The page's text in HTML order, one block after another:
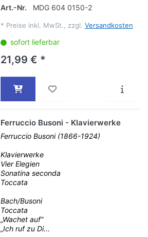
Art.-Nr. MDG 604 0150-2
* Preise inkl. MwSt., zzgl. Versandkosten
sofort lieferbar
21,99 € *
Ferruccio Busoni - Klavierwerke
Ferruccio Busoni (1866-1924)
Klavierwerke
Vier Elegien
Sonatina seconda
Toccata
Bach/Busoni
Toccata
„Wachet auf“
„Ich ruf zu Di...